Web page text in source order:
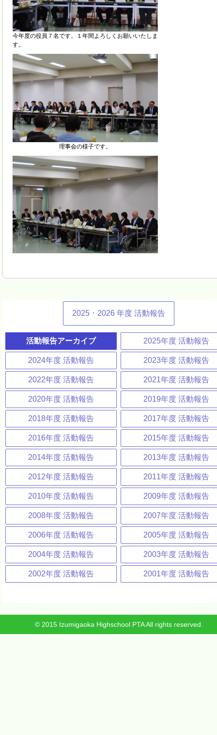
今年度の役員７名です。１年間よろしくお願いいたしま
す。
理事会の様子です。
2025 ･ 2026 年度 活動報告
活動報告アーカイブ 2025年度 活動報告
2024年度 活動報告 2023年度 活動報告
2022年度 活動報告 2021年度 活動報告
2020年度 活動報告 2019年度 活動報告
2018年度 活動報告 2017年度 活動報告
2016年度 活動報告 2015年度 活動報告
2014年度 活動報告 2013年度 活動報告
2012年度 活動報告 2011年度 活動報告
2010年度 活動報告 2009年度 活動報告
2008年度 活動報告 2007年度 活動報告
2006年度 活動報告 2005年度 活動報告
2004年度 活動報告 2003年度 活動報告
2002年度 活動報告 2001年度 活動報告
© 2015 Izumigaoka Highschool PTA All rights reserved.